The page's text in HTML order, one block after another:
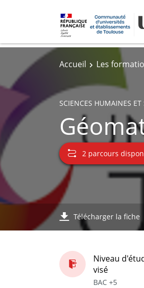
Accueil Les
SCIENCES HUMAINES
2 parcours
Télécharger la fiche
Niveau
visé
BAC +5